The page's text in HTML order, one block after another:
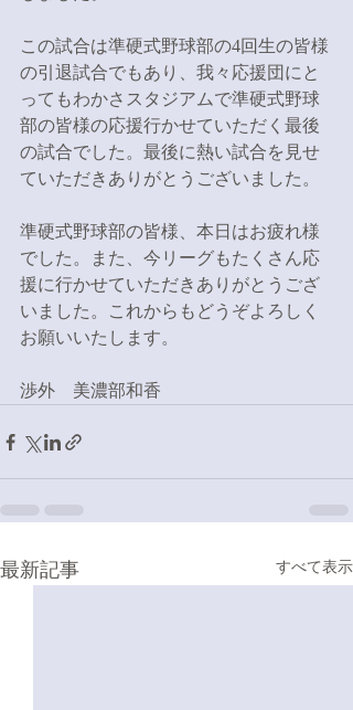
この試合は準硬式野球部の4回生の皆様
の引退試合でもあり、我々応援団にと
ってもわかさスタジアムで準硬式野球
部の皆様の応援行かせていただく最後
の試合でした。最後に熱い試合を見せ
ていただきありがとうございました。
準硬式野球部の皆様、本日はお疲れ様
でした。また、今リーグもたくさん応
援に行かせていただきありがとうござ
いました。これからもどうぞよろしく
お願いいたします。
渉外　美濃部和香
最新記事 すべて表示